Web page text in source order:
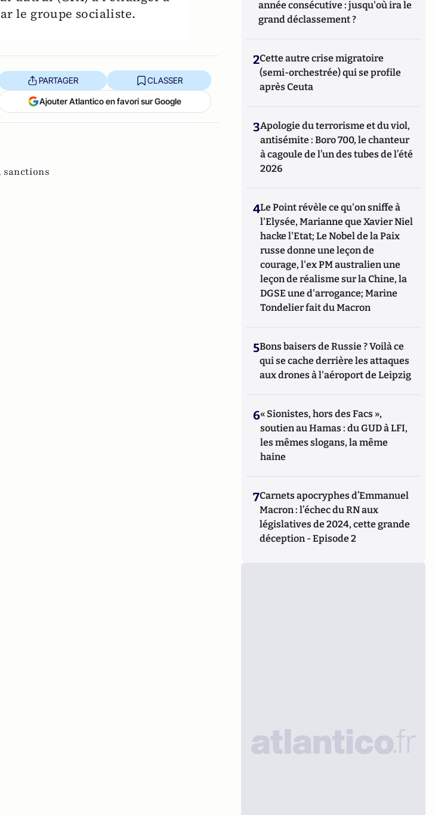
le groupe socialiste.
PARTAGER CLASSER
Ajouter Atlantico en favori sur Google
sanctions
année consécutive : jusqu'où ira le
grand déclassement ?
2Cette autre crise migratoire
(semi-orchestrée) qui se profile
après Ceuta
3Apologie du terrorisme et du viol,
antisémite : Boro 700, le chanteur
à cagoule de l’un des tubes de l’été
2026
4Le Point révèle ce qu'on sniffe à
l'Elysée, Marianne que Xavier Niel
hacke l'Etat; Le Nobel de la Paix
russe donne une leçon de
courage, l'ex PM australien une
leçon de réalisme sur la Chine, la
DGSE une d'arrogance; Marine
Tondelier fait du Macron
5Bons baisers de Russie ? Voilà ce
qui se cache derrière les attaques
aux drones à l'aéroport de Leipzig
6« Sionistes, hors des Facs »,
soutien au Hamas : du GUD à LFI,
les mêmes slogans, la même
haine
7Carnets apocryphes d’Emmanuel
Macron : l’échec du RN aux
législatives de 2024, cette grande
déception - Episode 2